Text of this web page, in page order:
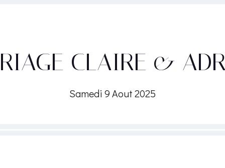
CLAIRE &
Samedi 9 Aout 2025